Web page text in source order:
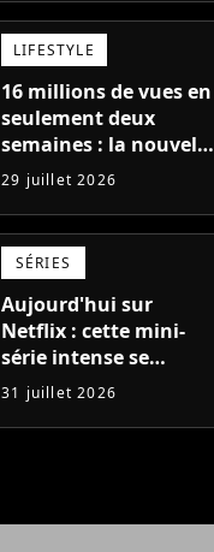
LIFESTYLE
16 millions de vues en
seulement deux
semaines : la nouvelle
série Netflix idéale
pour les fans de
Yellowstone
29 juillet 2026
SÉRIES
Aujourd'hui sur
Netflix : cette mini-
série intense se
regarde en une seule
après-midi
31 juillet 2026